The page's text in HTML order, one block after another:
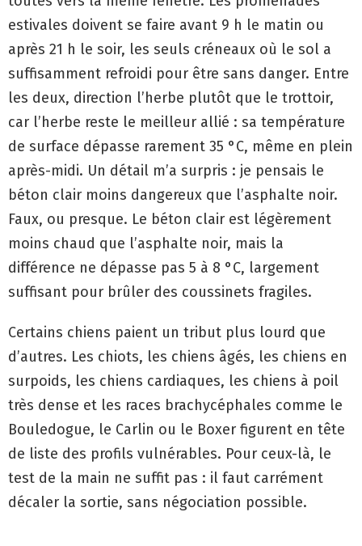
estivales doivent se faire avant 9 h le matin ou
après 21 h le soir, les seuls créneaux où le sol a
suffisamment refroidi pour être sans danger. Entre
les deux, direction l’herbe plutôt que le trottoir,
car l’herbe reste le meilleur allié : sa température
de surface dépasse rarement 35 °C, même en plein
après-midi. Un détail m’a surpris : je pensais le
béton clair moins dangereux que l’asphalte noir.
Faux, ou presque. Le béton clair est légèrement
moins chaud que l’asphalte noir, mais la
différence ne dépasse pas 5 à 8 °C, largement
suffisant pour brûler des coussinets fragiles.
Certains chiens paient un tribut plus lourd que
d’autres. Les chiots, les chiens âgés, les chiens en
surpoids, les chiens cardiaques, les chiens à poil
très dense et les races brachycéphales comme le
Bouledogue, le Carlin ou le Boxer figurent en tête
de liste des profils vulnérables. Pour ceux-là, le
test de la main ne suffit pas : il faut carrément
décaler la sortie, sans négociation possible.